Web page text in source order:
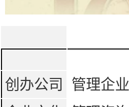
创办公司 管理企业